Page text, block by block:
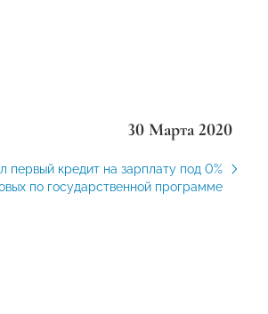
30 Марта 2020
первый кредит на зарплату под 0%
по государственной программе